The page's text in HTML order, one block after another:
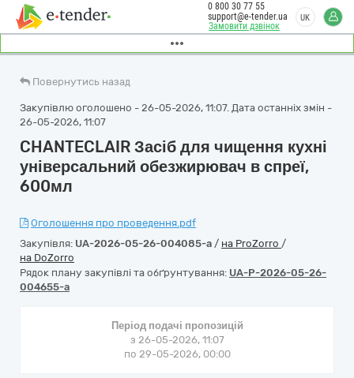
Замовити дзвінок
0 800 30 77 55
support@e-tender.ua
UK
Повернутись назад
Закупівлю оголошено - 26-05-2026, 11:07. Дата останніх змін -
26-05-2026, 11:07
CHANTECLAIR Засіб для чищення кухні
універсальний обезжирювач в спреї,
600мл
Оголошення про проведення.pdf
Закупівля: UA-2026-05-26-004085-a / на ProZorro /
на DoZorro
Рядок плану закупівлі та обґрунтування: UA-P-2026-05-26-
004655-a
Період подачі пропозицій
з 26-05-2026, 11:07
по 29-05-2026, 00:00